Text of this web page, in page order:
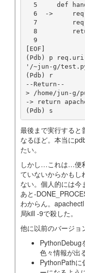
5     def
6  ->
7
8
  9
[EOF]
(Pdb) p req.uri
'/~jun-g/
(Pdb) r
--Return--
> /home/jun-g/
-> return
最後まで実行すると
なるほど。本当に
たい。
しかし…これは…便
ていないからかもし
ない。個人的には今
あと-
わからん。
局kill -9で殺した。
他に以前のバージョ
PythonDebug
色々情報が出
PythonPathに